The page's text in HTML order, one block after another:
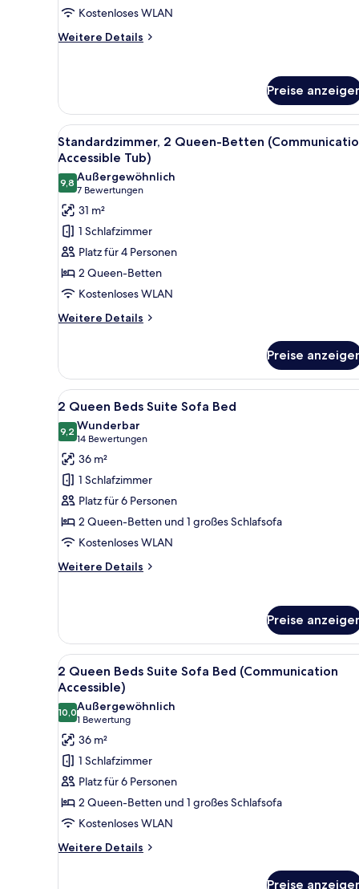
Kostenloses WLAN
Weitere Details
Weitere
Betten
Preise
Alle
Fotos
für
Standardzimmer,
2 Queen-
Betten
(Communication,
Accessible
Tub)
anzeigen
Ein Hotelzimmer mit zwei
10
Standardzimmer, 2 Queen-Betten
Accessible Tub)
9,89,8 von 10
Außergewöhnlich
7 Bewertungen
(7
Bewertungen)
31 m²
1 Schlafzimmer
Platz für 4 Personen
2 Queen-Betten
Kostenloses WLAN
Weitere Details
Weitere
2 Queen-
Betten
(Communication,
Accessible
Tub)
Preise
Alle
Fotos
für
2
Queen
Beds
Suite
Sofa
Bed
anzeigen
Ein Hotelzimmer mit zwei
9
2 Queen Beds Suite Sofa Bed
9,29,2 von 10
Wunderbar
14 Bewertungen
(14
Bewertungen)
36 m²
1 Schlafzimmer
Platz für 6 Personen
2 Queen-Betten und 1 großes Schlafsofa
Kostenloses WLAN
Weitere Details
Weitere
Beds
Suite
Sofa
Bed
Preise
Alle
Fotos
für
2
Queen
Beds
Suite
Sofa
Bed
(Communication
Accessible)
Ein Hotelzimmer mit zwei
9
2 Queen Beds Suite Sofa Bed (Communication
Accessible)
10,010,0 von 10
Außergewöhnlich
1 Bewertung
(1
Bewertung)
36 m²
1 Schlafzimmer
Platz für 6 Personen
2 Queen-Betten und 1 großes Schlafsofa
Kostenloses WLAN
Weitere Details
Weitere
Preise